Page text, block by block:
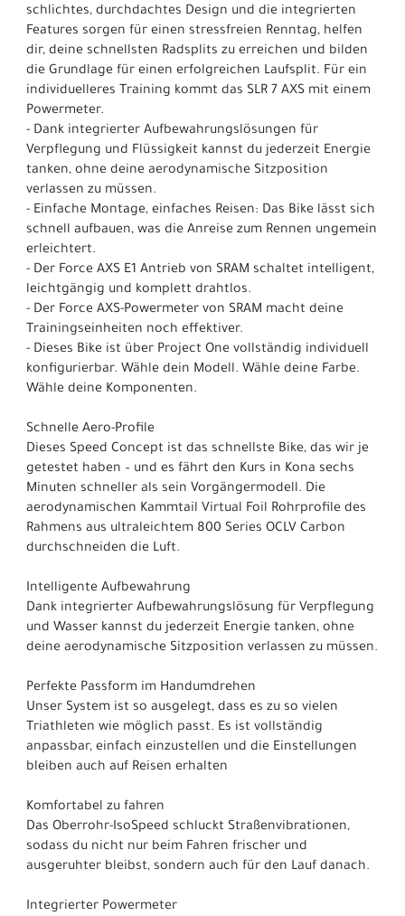
schlichtes, durchdachtes Design und die integrierten
Features sorgen für einen stressfreien Renntag, helfen
dir, deine schnellsten Radsplits zu erreichen und bilden
die Grundlage für einen erfolgreichen Laufsplit. Für ein
individuelleres Training kommt das SLR 7 AXS mit einem
Powermeter.
- Dank integrierter Aufbewahrungslösungen für
Verpflegung und Flüssigkeit kannst du jederzeit Energie
tanken, ohne deine aerodynamische Sitzposition
verlassen zu müssen.
- Einfache Montage, einfaches Reisen: Das Bike lässt sich
schnell aufbauen, was die Anreise zum Rennen ungemein
erleichtert.
- Der Force AXS E1 Antrieb von SRAM schaltet intelligent,
leichtgängig und komplett drahtlos.
- Der Force AXS-Powermeter von SRAM macht deine
Trainingseinheiten noch effektiver.
- Dieses Bike ist über Project One vollständig individuell
konfigurierbar. Wähle dein Modell. Wähle deine Farbe.
Wähle deine Komponenten.
Schnelle Aero-Profile
Dieses Speed Concept ist das schnellste Bike, das wir je
getestet haben – und es fährt den Kurs in Kona sechs
Minuten schneller als sein Vorgängermodell. Die
aerodynamischen Kammtail Virtual Foil Rohrprofile des
Rahmens aus ultraleichtem 800 Series OCLV Carbon
durchschneiden die Luft.
Intelligente Aufbewahrung
Dank integrierter Aufbewahrungslösung für Verpflegung
und Wasser kannst du jederzeit Energie tanken, ohne
deine aerodynamische Sitzposition verlassen zu müssen.
Perfekte Passform im Handumdrehen
Unser System ist so ausgelegt, dass es zu so vielen
Triathleten wie möglich passt. Es ist vollständig
anpassbar, einfach einzustellen und die Einstellungen
bleiben auch auf Reisen erhalten
Komfortabel zu fahren
Das Oberrohr-IsoSpeed schluckt Straßenvibrationen,
sodass du nicht nur beim Fahren frischer und
ausgeruhter bleibst, sondern auch für den Lauf danach.
Integrierter Powermeter